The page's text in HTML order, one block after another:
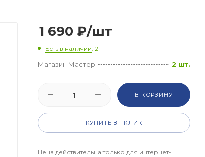
1 690 ₽/шт
Есть в наличии: 2
Магазин Мастер 2 шт.
В КОРЗИНУ
КУПИТЬ В 1 КЛИК
Цена действительна только для интернет-